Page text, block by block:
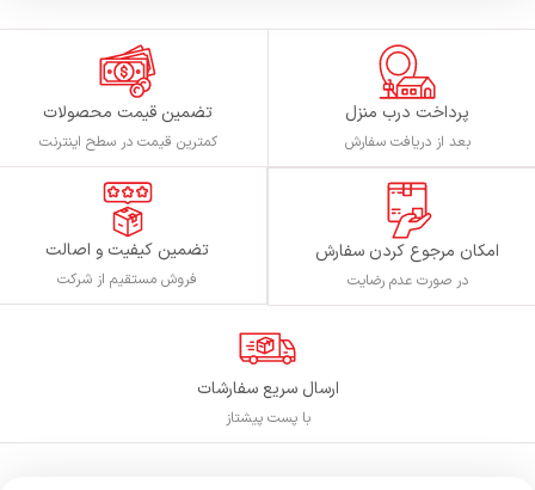
پرداخت درب منزل
بعد از دریافت سفارش
تضمین قیمت محصولات
کمترین قیمت در سطح اینترنت
امکان مرجوع کردن سفارش
در صورت عدم رضایت
تضمین کیفیت و اصالت
فروش مستقیم از شرکت
ارسال سریع سفارشات
با پست پیشتاز